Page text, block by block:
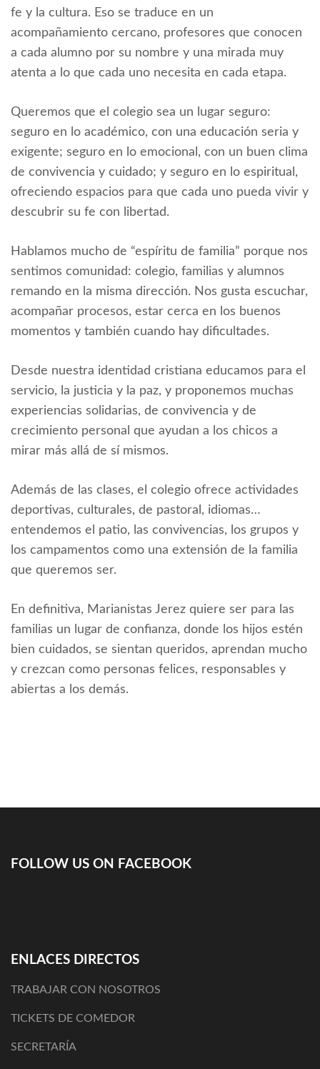
fe y la cultura. Eso se traduce en un
acompañamiento cercano, profesores que conocen
a cada alumno por su nombre y una mirada muy
atenta a lo que cada uno necesita en cada etapa.
Queremos que el colegio sea un lugar seguro:
seguro en lo académico, con una educación seria y
exigente; seguro en lo emocional, con un buen clima
de convivencia y cuidado; y seguro en lo espiritual,
ofreciendo espacios para que cada uno pueda vivir y
descubrir su fe con libertad.
Hablamos mucho de “espíritu de familia” porque nos
sentimos comunidad: colegio, familias y alumnos
remando en la misma dirección. Nos gusta escuchar,
acompañar procesos, estar cerca en los buenos
momentos y también cuando hay dificultades.
Desde nuestra identidad cristiana educamos para el
servicio, la justicia y la paz, y proponemos muchas
experiencias solidarias, de convivencia y de
crecimiento personal que ayudan a los chicos a
mirar más allá de sí mismos.
Además de las clases, el colegio ofrece actividades
deportivas, culturales, de pastoral, idiomas…
entendemos el patio, las convivencias, los grupos y
los campamentos como una extensión de la familia
que queremos ser.
En definitiva, Marianistas Jerez quiere ser para las
familias un lugar de confianza, donde los hijos estén
bien cuidados, se sientan queridos, aprendan mucho
y crezcan como personas felices, responsables y
abiertas a los demás.
FOLLOW US ON FACEBOOK
ENLACES DIRECTOS
TRABAJAR CON NOSOTROS
TICKETS DE COMEDOR
SECRETARÍA